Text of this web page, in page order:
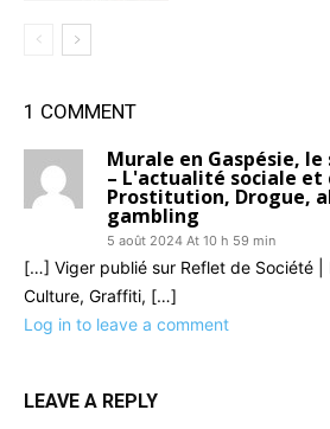
1 COMMENT
Murale en Gaspésie,
– L'actualité sociale
Prostitution, Drogue,
gambling
5 août 2024 At 10 h 59 min
[…] Viger publié sur Reflet de Société |
Culture, Graffiti, […]
Log in to leave a comment
LEAVE A REPLY